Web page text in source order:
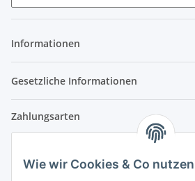
Wie wir Cookies & Co nutzen
Informationen
Gesetzliche Informationen
Zahlungsarten
Versandpartner